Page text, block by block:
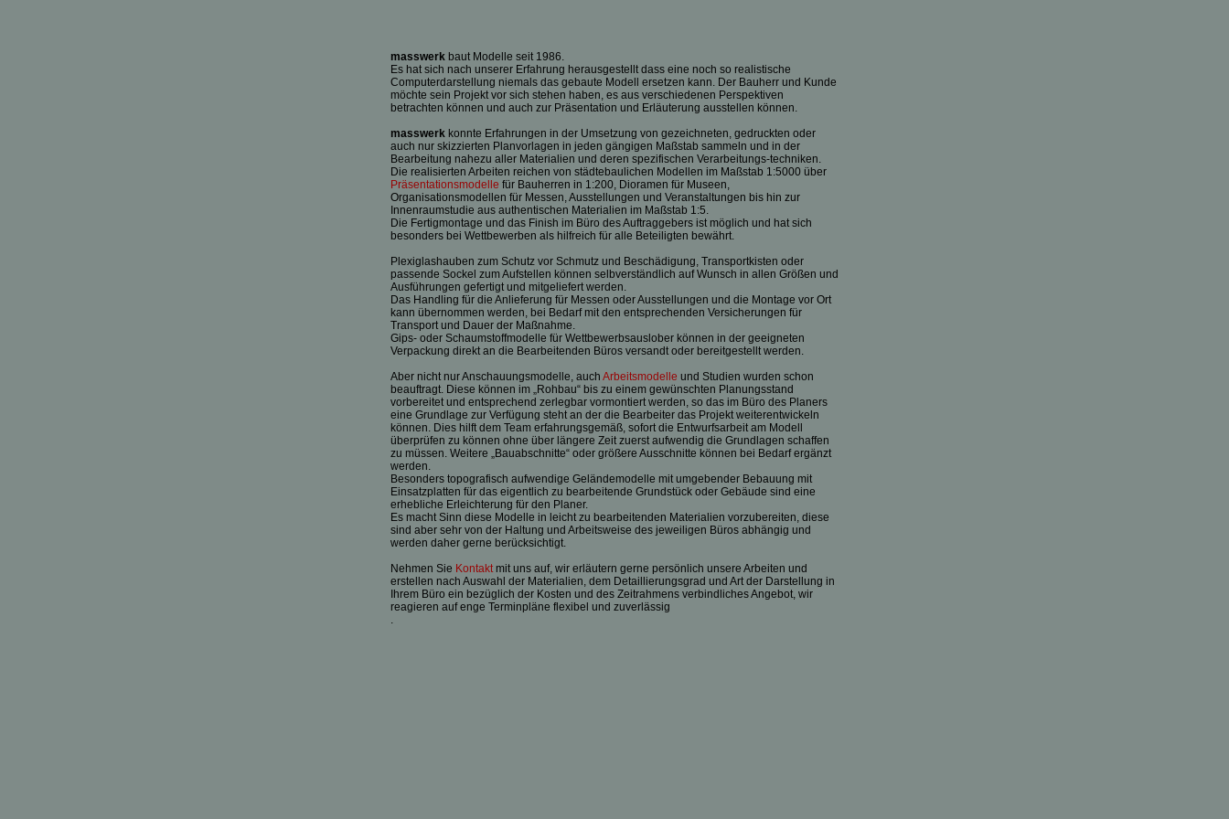
masswerk baut Modelle seit 1986.
Es hat sich nach unserer Erfahrung herausgestellt dass eine noch so realistische
Computerdarstellung niemals das gebaute Modell ersetzen kann. Der Bauherr und Kunde
möchte sein Projekt vor sich stehen haben, es aus verschiedenen Perspektiven
betrachten können und auch zur Präsentation und Erläuterung ausstellen können.
masswerk konnte Erfahrungen in der Umsetzung von gezeichneten, gedruckten oder
auch nur skizzierten Planvorlagen in jeden gängigen Maßstab sammeln und in der
Bearbeitung nahezu aller Materialien und deren spezifischen Verarbeitungs-techniken.
Die realisierten Arbeiten reichen von städtebaulichen Modellen im Maßstab 1:5000 über
Präsentationsmodelle für Bauherren in 1:200, Dioramen für Museen,
Organisationsmodellen für Messen, Ausstellungen und Veranstaltungen bis hin zur
Innenraumstudie aus authentischen Materialien im Maßstab 1:5.
Die Fertigmontage und das Finish im Büro des Auftraggebers ist möglich und hat sich
besonders bei Wettbewerben als hilfreich für alle Beteiligten bewährt.
Plexiglashauben zum Schutz vor Schmutz und Beschädigung, Transportkisten oder
passende Sockel zum Aufstellen können selbverständlich auf Wunsch in allen Größen und
Ausführungen gefertigt und mitgeliefert werden.
Das Handling für die Anlieferung für Messen oder Ausstellungen und die Montage vor Ort
kann übernommen werden, bei Bedarf mit den entsprechenden Versicherungen für
Transport und Dauer der Maßnahme.
Gips- oder Schaumstoffmodelle für Wettbewerbsauslober können in der geeigneten
Verpackung direkt an die Bearbeitenden Büros versandt oder bereitgestellt werden.
Aber nicht nur Anschauungsmodelle, auch Arbeitsmodelle und Studien wurden schon
beauftragt. Diese können im „Rohbau“ bis zu einem gewünschten Planungsstand
vorbereitet und entsprechend zerlegbar vormontiert werden, so das im Büro des Planers
eine Grundlage zur Verfügung steht an der die Bearbeiter das Projekt weiterentwickeln
können. Dies hilft dem Team erfahrungsgemäß, sofort die Entwurfsarbeit am Modell
überprüfen zu können ohne über längere Zeit zuerst aufwendig die Grundlagen schaffen
zu müssen. Weitere „Bauabschnitte“ oder größere Ausschnitte können bei Bedarf ergänzt
werden.
Besonders topografisch aufwendige Geländemodelle mit umgebender Bebauung mit
Einsatzplatten für das eigentlich zu bearbeitende Grundstück oder Gebäude sind eine
erhebliche Erleichterung für den Planer.
Es macht Sinn diese Modelle in leicht zu bearbeitenden Materialien vorzubereiten, diese
sind aber sehr von der Haltung und Arbeitsweise des jeweiligen Büros abhängig und
werden daher gerne berücksichtigt.
Nehmen Sie Kontaktmit uns auf, wir erläutern gerne persönlich unsere Arbeiten und
erstellen nach Auswahl der Materialien, dem Detaillierungsgrad und Art der Darstellung in
Ihrem Büro ein bezüglich der Kosten und des Zeitrahmens verbindliches Angebot, wir
reagieren auf enge Terminpläne flexibel und zuverlässig
.